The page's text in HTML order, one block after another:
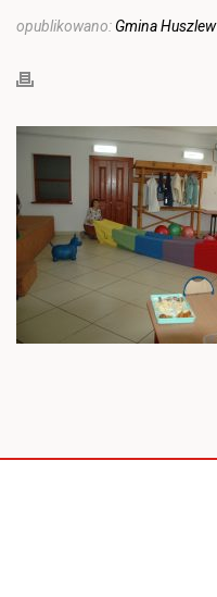
opublikowano: Gmina Huszlew